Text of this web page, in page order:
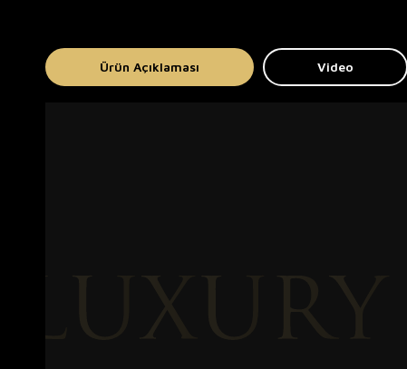
Ürün Açıklaması Video